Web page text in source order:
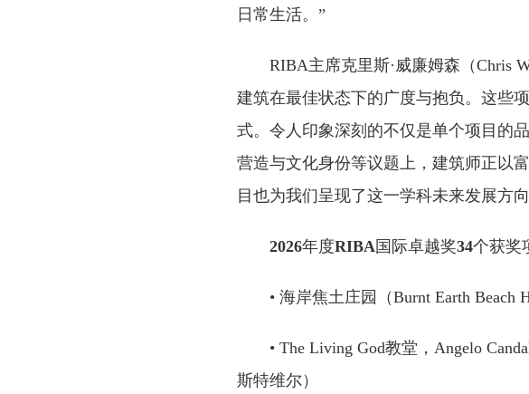
日常生活。”
RIBA主席克里斯·威廉姆森（Chris
建筑在最佳状态下的广度与抱负。这些
式。令人印象深刻的不仅是单个项目的
营造与文化身份等议题上，建筑师正以
目也为我们呈现了这一学科未来发展方
2026年度RIBA国际卓越奖34个获奖
• 海岸焦土庄园（Burnt Earth Beach
• The Living God教堂，Angelo
斯特维尔）